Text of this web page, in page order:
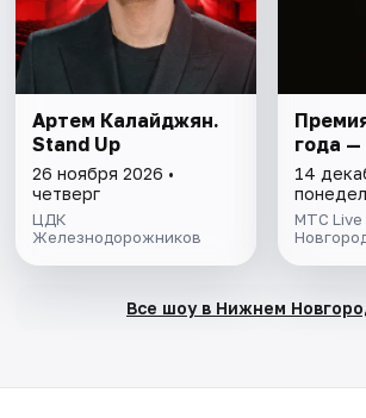
Артем Калайджян.
Stand Up
26 ноября 2026 •
четверг
ЦДК
Железнодорожников
года —
14
МТС Live
Все шоу в Нижнем